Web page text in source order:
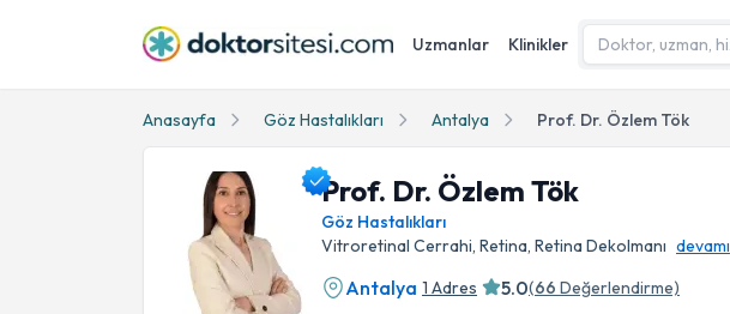
Uzmanlar Klinikler
Anasayfa Göz Hastalıkları Antalya Prof. Dr. Özlem Tök
Prof. Dr. Özlem Tök
Göz Hastalıkları
Vitroretinal Cerrahi, Retina, Retina Dekolmanı devamı
Antalya 1 Adres 5.0(66 Değerlendirme)